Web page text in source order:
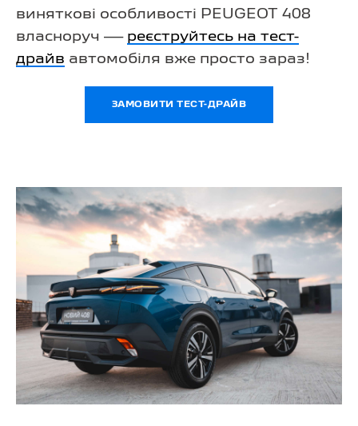
виняткові особливості PEUGEOT 408
власноруч — реєструйтесь на тест-
драйв автомобіля вже просто зараз!
ЗАМОВИТИ ТЕСТ-ДРАЙВ